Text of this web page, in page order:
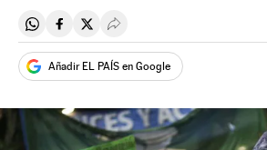
Compartir en Whatsapp
Compartir en Facebook
Compartir en Twitter
Desplegar Redes Sociales
Añadir EL PAÍS en Google